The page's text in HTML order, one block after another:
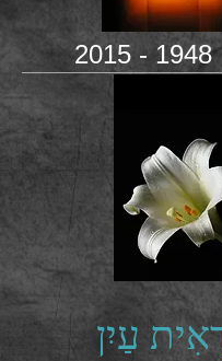
1948 - 2015
עַיִן